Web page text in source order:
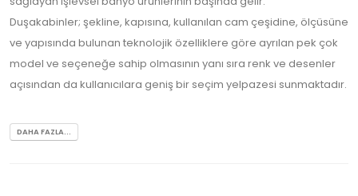
Duşakabinler; şekline, kapısına, kullanılan cam çeşidine, ölçüsüne
ve yapısında bulunan teknolojik özelliklere göre ayrılan pek çok
model ve seçeneğe sahip olmasının yanı sıra renk ve desenler
açısından da kullanıcılara geniş bir seçim yelpazesi sunmaktadır.
DAHA FAZLA...